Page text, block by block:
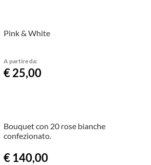
Pink & White
A partire da:
€ 25,00
Bouquet con 20 rose bianche
confezionato.
€ 140,00